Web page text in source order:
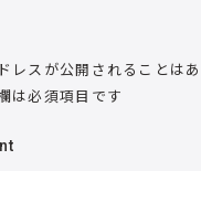
レスが公開されることはあ
は必須項目です